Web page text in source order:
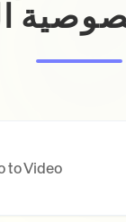
to Video